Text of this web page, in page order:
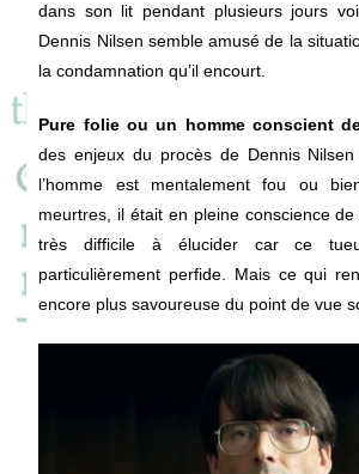
dans son lit pendant plusieurs jours
Dennis Nilsen semble amusé de la
la condamnation qu’il encourt.
Pure folie ou un homme conscient
des enjeux du procès de Dennis
l’homme est mentalement fou ou
meurtres, il était en pleine conscience
très difficile à élucider car ce
particulièrement perfide. Mais ce qui
encore plus savoureuse du point de vue